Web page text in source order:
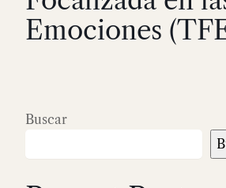
Emociones
Buscar